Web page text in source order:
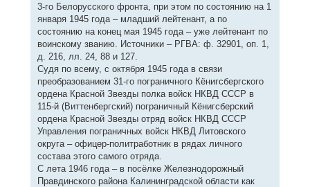
3-го Белорусского фронта, при этом по состоянию на 1
января 1945 года – младший лейтенант, а по
состоянию на конец мая 1945 года – уже лейтенант по
воинскому званию. Источники – РГВА: ф. 32901, оп. 1,
д. 216, лл. 24, 88 и 127.
Судя по всему, с октября 1945 года в связи
преобразованием 31-го пограничного Кёнигсбергского
ордена Красной Звезды полка войск НКВД СССР в
115-й (Виттенбергский) пограничный Кёнигсберский
ордена Красной Звезды отряд войск НКВД СССР
Управления пограничных войск НКВД Литовского
округа – офицер-политработник в рядах личного
состава этого самого отряда.
С лета 1946 года – в посёлке Железнодорожный
Правдинского района Калининградской области как